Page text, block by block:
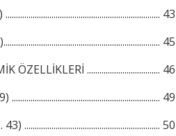
43
45
................................... 46
49
50